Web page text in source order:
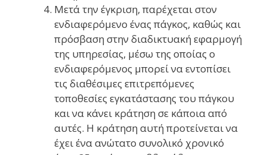
Μετά την έγκριση, παρέχεται στον
ενδιαφερόμενο ένας πάγκος, καθώς και
πρόσβαση στην διαδικτυακή εφαρμογή
της υπηρεσίας, μέσω της οποίας ο
ενδιαφερόμενος μπορεί να εντοπίσει
τις διαθέσιμες επιτρεπόμενες
τοποθεσίες εγκατάστασης του πάγκου
και να κάνει κράτηση σε κάποια από
αυτές. Η κράτηση αυτή προτείνεται να
έχει ένα ανώτατο συνολικό χρονικό